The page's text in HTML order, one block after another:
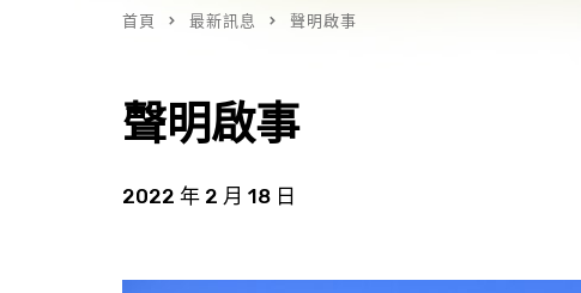
首頁 最新訊息 聲明啟事
聲明啟事
2022 年 2 月 18 日